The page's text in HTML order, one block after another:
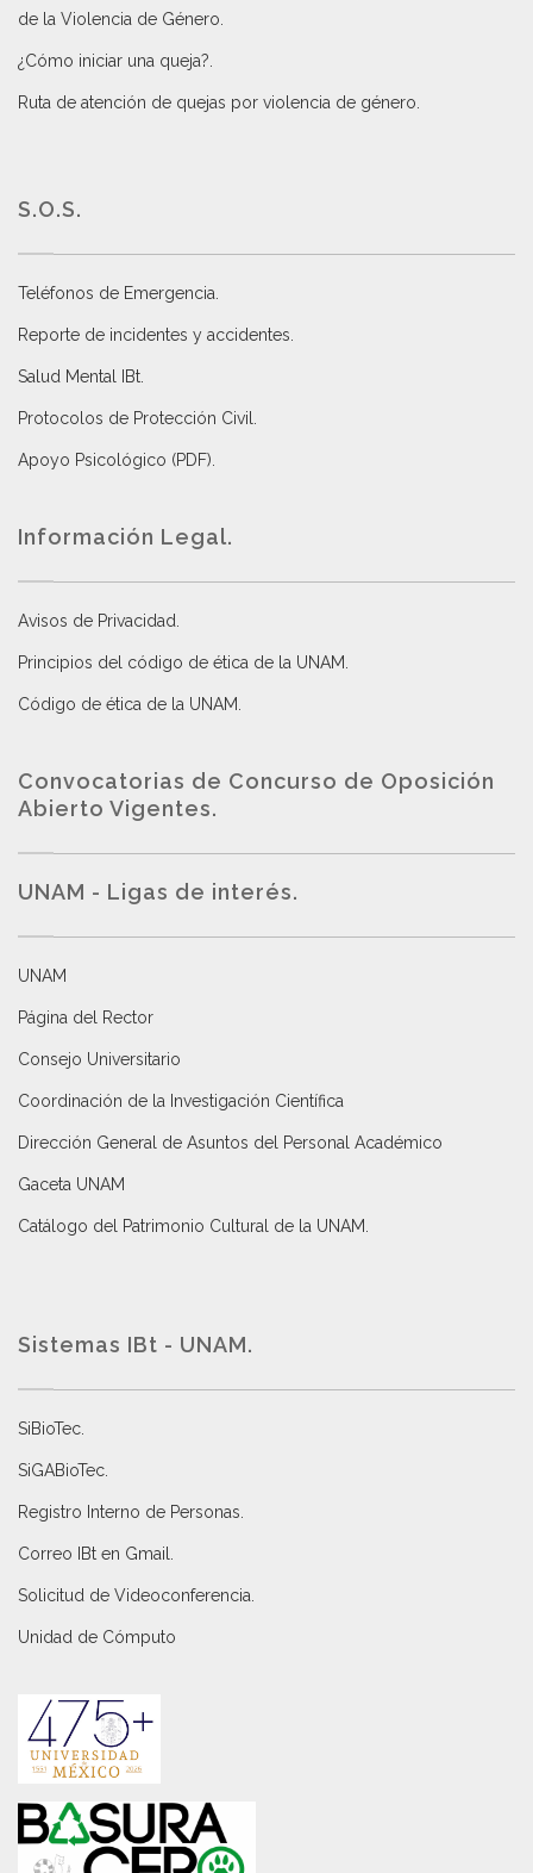
de la Violencia de Género
¿Cómo iniciar una queja?
Ruta de atención de quejas por violencia de género
S.O.S.
Teléfonos de Emergencia.
Reporte de incidentes y accidentes
Salud Mental IBt
Protocolos de Protección Civil
Apoyo Psicológico (PDF)
Información Legal.
Avisos de Privacidad
Principios del código de ética de la UNAM
Código de ética de la UNAM
Convocatorias de Concurso de Oposición
Abierto Vigentes.
UNAM - Ligas de interés.
UNAM
Página del Rector
Consejo Universitario
Coordinación de la Investigación Científica
Dirección General de Asuntos del Personal Académico
Gaceta UNAM
Catálogo del Patrimonio Cultural de la UNAM.
Sistemas IBt - UNAM.
SiBioTec
SiGABioTec.
Registro Interno de Personas
Correo IBt en Gmail
Solicitud de Videoconferencia.
Unidad de Cómputo